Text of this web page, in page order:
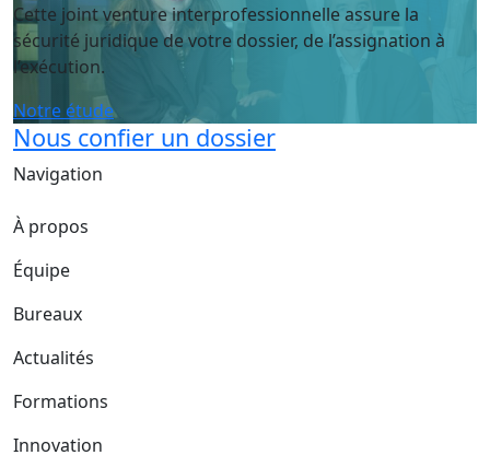
Cette joint venture interprofessionnelle assure la
sécurité juridique de votre dossier, de l’assignation à
l’exécution.
Notre étude
Nous confier un dossier
Navigation
À propos
Équipe
Bureaux
Actualités
Formations
Innovation